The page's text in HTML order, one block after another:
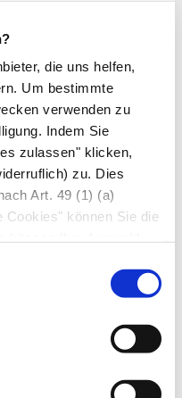
die uns helfen,
Um bestimmte
verwenden zu
Indem Sie
zulassen" klicken,
zu. Dies
Art. 49 (1) (a)
Cookies" können Sie die
oder Apotheker.
bemerken, wenden
Dies gilt
nicht angegeben
anderen
oder Apotheker,
angewendet